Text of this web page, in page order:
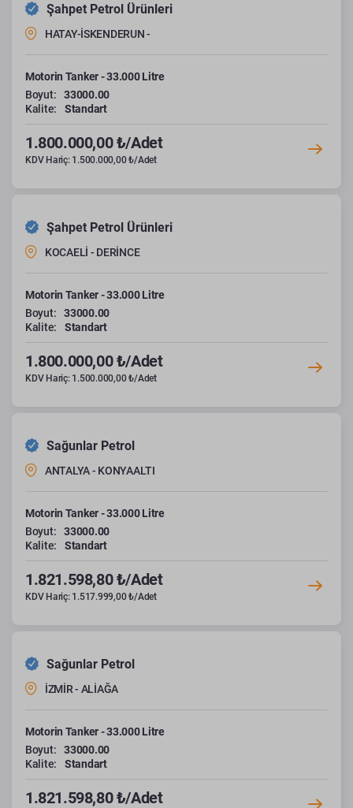
Şahpet Petrol Ürünleri
HATAY-İSKENDERUN -
Motorin Tanker - 33.000 Litre
Boyut:
33000.00
Kalite:
Standart
1.800.000,00 ₺/Adet
KDV Hariç: 1.500.000,00 ₺/Adet
Şahpet Petrol Ürünleri
KOCAELİ - DERİNCE
Motorin Tanker - 33.000 Litre
Boyut:
33000.00
Kalite:
Standart
1.800.000,00 ₺/Adet
KDV Hariç: 1.500.000,00 ₺/Adet
Sağunlar Petrol
ANTALYA - KONYAALTI
Motorin Tanker - 33.000 Litre
Boyut:
33000.00
Kalite:
Standart
1.821.598,80 ₺/Adet
KDV Hariç: 1.517.999,00 ₺/Adet
Sağunlar Petrol
İZMİR - ALİAĞA
Motorin Tanker - 33.000 Litre
Boyut:
33000.00
Kalite:
Standart
1.821.598,80 ₺/Adet